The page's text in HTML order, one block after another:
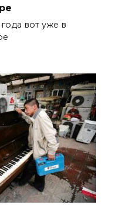
вот уже в